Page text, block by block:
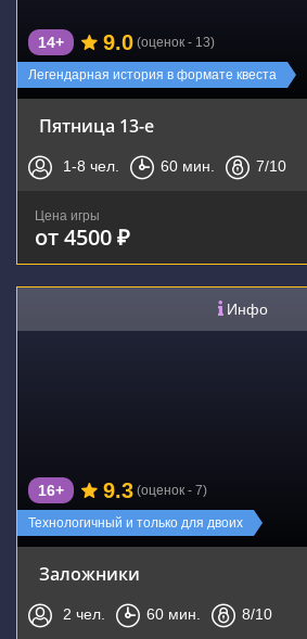
Легендарная история в формате квеста
14+ 9.0 (оценок - 13)
Пятница 13-е
1-8 чел. 60 мин. 7/10
Цена игры
от 4500 ₽
Инфо
Технологичный и только для двоих
16+ 9.3 (оценок - 7)
Заложники
2 чел. 60 мин. 8/10